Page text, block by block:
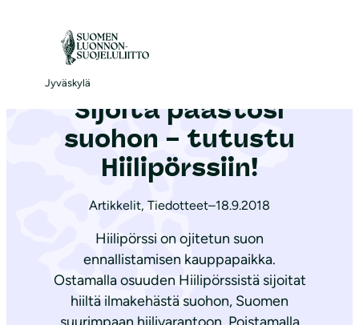
Jyväskylä
Etusivu|Ajankohtaista
Sijoita päästösi
suohon – tutustu
Hiilipörssiin!
Artikkelit, Tiedotteet–18.9.2018
Hiilipörssi on ojitetun suon
ennallistamisen kauppapaikka.
Ostamalla osuuden Hiilipörssistä sijoitat
hiiltä ilmakehästä suohon, Suomen